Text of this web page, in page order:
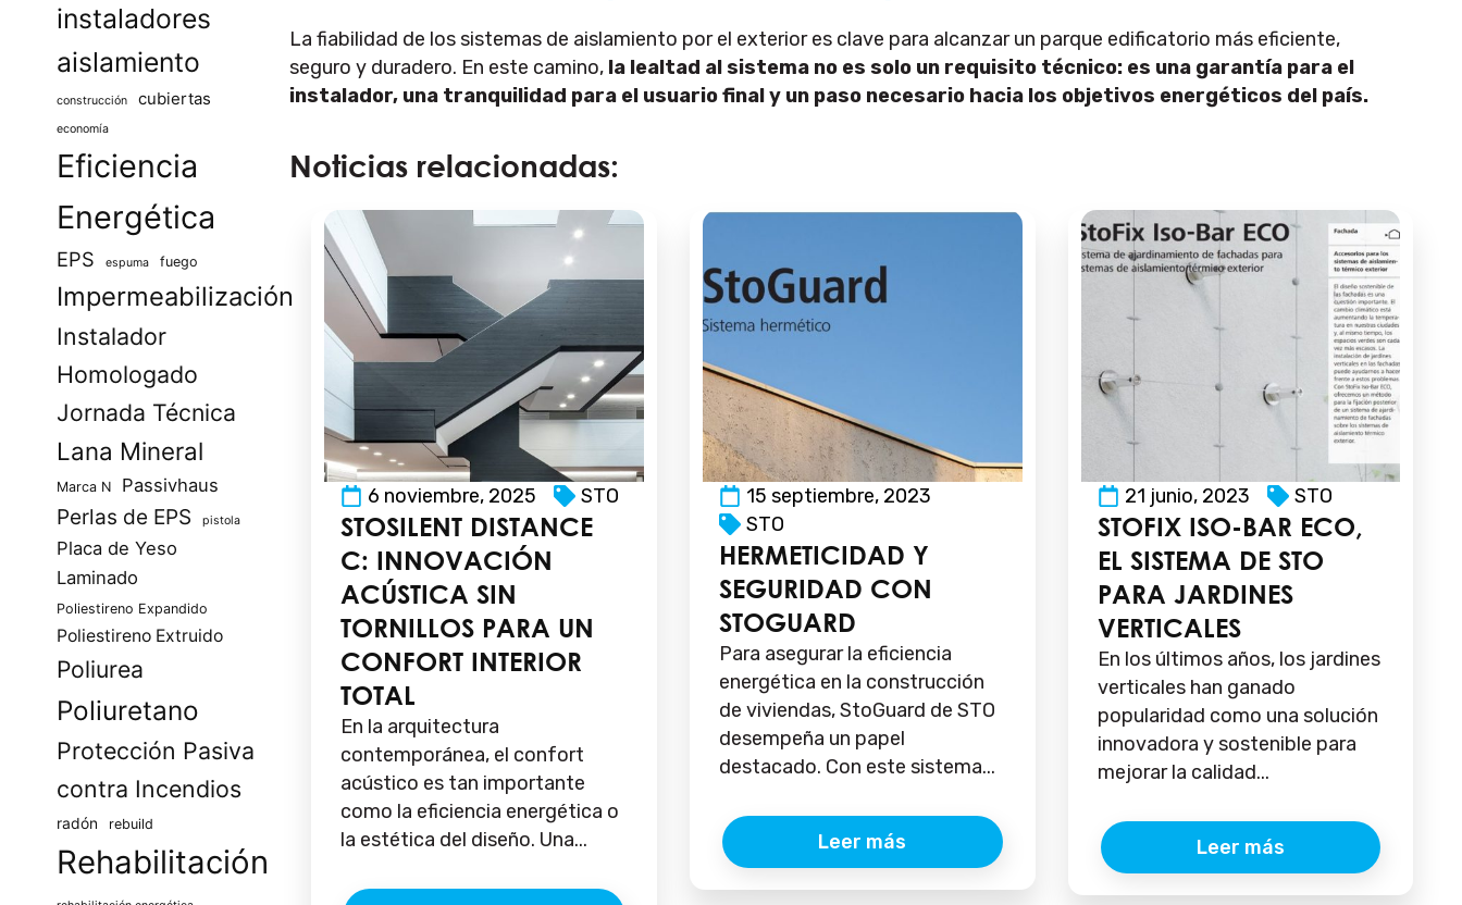
instaladores
aislamiento
construcción cubiertas
economía
Eficiencia
Energética
EPS espuma fuego
Impermeabilización
Instalador
Homologado
Jornada Técnica
Lana Mineral
Marca N Passivhaus
Perlas de EPS pistola
Placa de Yeso
Laminado
Poliestireno Expandido
Poliestireno Extruido
Poliurea
Poliuretano
Protección Pasiva
contra Incendios
radón rebuild
Rehabilitación
La fiabilidad de los sistemas de aislamiento por el exterior es clave para alcanzar un parque edificatorio más eficiente,
seguro y duradero. En este camino, la lealtad al sistema no es solo un requisito técnico: es una garantía para el
instalador, una tranquilidad para el usuario final y un paso necesario hacia los objetivos energéticos del país.
Noticias relacionadas:
6 noviembre, 2025 STO
STOSILENT DISTANCE
C: INNOVACIÓN
ACÚSTICA SIN
TORNILLOS PARA UN
CONFORT INTERIOR
TOTAL
En la arquitectura
contemporánea, el confort
acústico es tan importante
como la eficiencia energética o
la estética del diseño. Una...
15 septiembre, 2023
STO
HERMETICIDAD Y
SEGURIDAD CON
STOGUARD
Para asegurar la eficiencia
energética en la construcción
de viviendas, StoGuard de STO
desempeña un papel
destacado. Con este sistema...
Leer más
21 junio, 2023 STO
STOFIX ISO-BAR ECO,
EL SISTEMA DE STO
PARA JARDINES
VERTICALES
En los últimos años, los jardines
verticales han ganado
popularidad como una solución
innovadora y sostenible para
mejorar la calidad...
Leer más